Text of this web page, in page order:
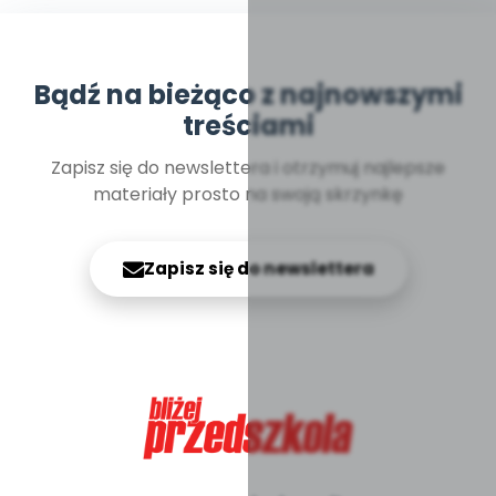
Bądź na bieżąco z najnowszymi
treściami
Zapisz się do newslettera i otrzymuj najlepsze
materiały prosto na swoją skrzynkę
Zapisz się do newslettera